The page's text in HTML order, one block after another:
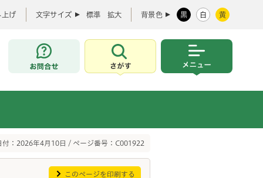
上げ 文字サイズ 標準 拡大 背景色 黒 白 黄
お問合せ
さがす
付：2026年4月10日 / ページ番号：C001922
このページを印刷する